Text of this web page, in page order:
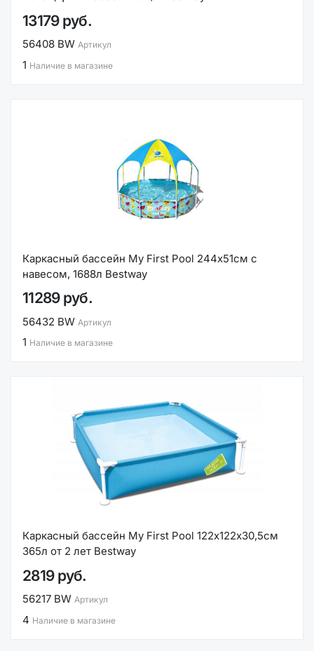
13179 руб.
56408 BW Артикул
1 Наличие в магазине
Каркасный бассейн My First Pool 244х51см с
навесом, 1688л Bestway
11289 руб.
56432 BW Артикул
1 Наличие в магазине
Каркасный бассейн My First Pool 122х122х30,5см
365л от 2 лет Bestway
2819 руб.
56217 BW Артикул
4 Наличие в магазине